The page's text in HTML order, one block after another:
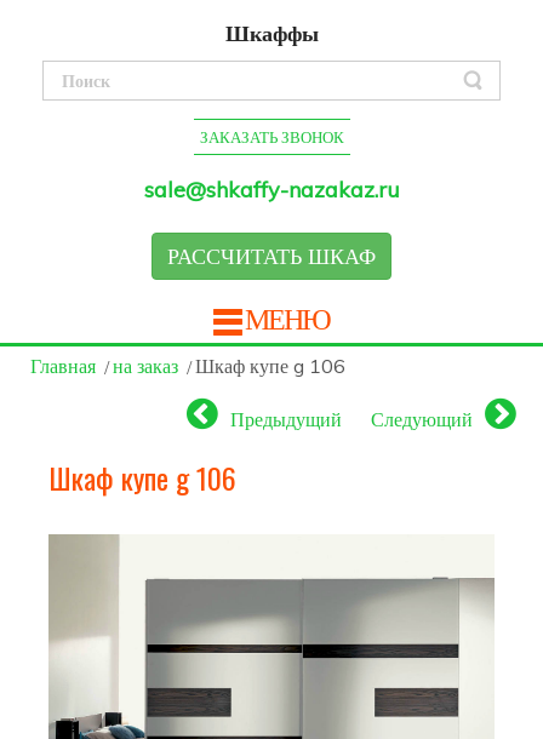
Шкаффы
ЗАКАЗАТЬ ЗВОНОК
sale@shkaffy-nazakaz.ru
РАССЧИТАТЬ ШКАФ
МЕНЮ
Главная на заказ Шкаф купе g 106
Предыдущий Следующий
Шкаф купе g 106